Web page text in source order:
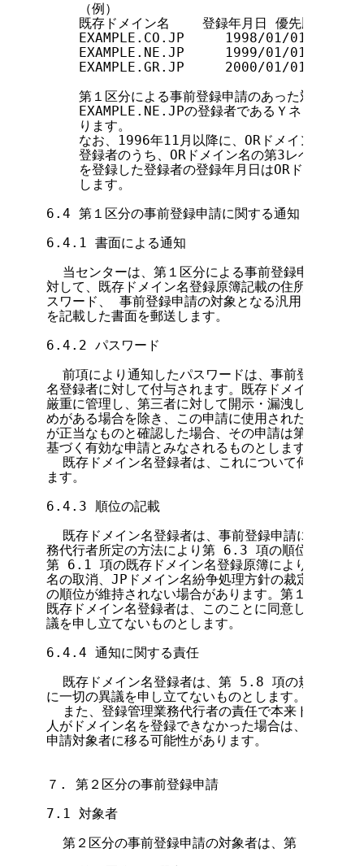
    （例）
既存ドメイン名    登録年月日 優先順位
EXAMPLE.CO.JP     1998/01/01   １位
EXAMPLE.NE.JP     1999/01/01   ２位
EXAMPLE.GR.JP     2000/01/01   ３位
第１区分による事前登録申請のあった対象者の
EXAMPLE.NE.JPの登録者であるＹネットワー
    ります。
なお、1996年11月以降に、ORドメイン名から
登録者のうち、ORドメイン名の第3レベルと同
を登録した登録者の登録年月日はORドメイン名
    します。
6.4 第１区分の事前登録申請に関する通知
6.4.1 書面による通知
当センターは、第１区分による事前登録申請可能
対して、既存ドメイン名登録原簿記載の住所あてに
スワード、 事前登録申請の対象となる汎用 JP ドメ
を記載した書面を郵送します。
6.4.2 パスワード
前項により通知したパスワードは、事前登録申請
名登録者に対して付与されます。既存ドメイン名登
厳重に管理し、第三者に対して開示・漏洩しないも
めがある場合を除き、この申請に使用されたパスワ
が正当なものと確認した場合、その申請は第１区分
基づく有効な申請とみなされるものとします。
既存ドメイン名登録者は、これについて何らの異
ます。
6.4.3 順位の記載
既存ドメイン名登録者は、事前登録申請に関する
務代行者所定の方法により第 6.3 項の順位をお調べ
第 6.1 項の既存ドメイン名登録原簿により記載され
名の取消、JPドメイン名紛争処理方針の裁定その他
の順位が維持されない場合があります。第１区分の
既存ドメイン名登録者は、このことに同意し、裁判
議を申し立てないものとします。
6.4.4 通知に関する責任
既存ドメイン名登録者は、第 5.8 項の規定が本
に一切の異議を申し立てないものとします。
また、登録管理業務代行者の責任で本来ドメイン
人がドメイン名を登録できなかった場合は、ドメイ
申請対象者に移る可能性があります。
７. 第２区分の事前登録申請
7.1 対象者
第２区分の事前登録申請の対象者は、第 3.1 項